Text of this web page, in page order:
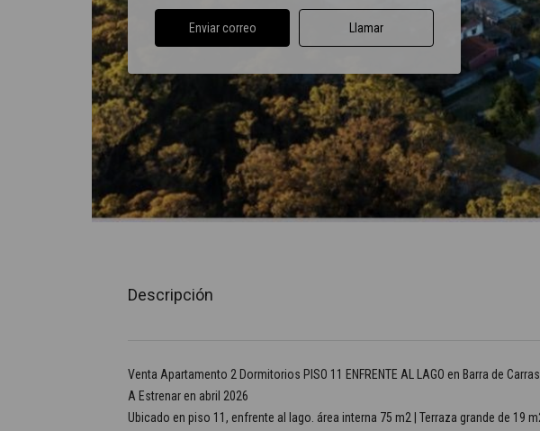
Enviar correo Llamar
Descripción
Venta Apartamento 2 Dormitorios PISO 11 ENFRENTE AL LAGO en Barra de
A Estrenar en abril 2026
Ubicado en piso 11, enfrente al lago. área interna 75 m2 | Terraza grande de 19